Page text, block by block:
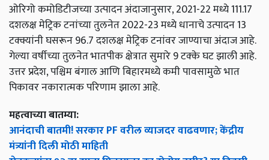
ओरिगो कमोडिटीजच्या उत्पादन अंदाजानुसार, 2021-22 मध्ये 111.17
दशलक्ष मेट्रिक टनांच्या तुलनेत 2022-23 मध्ये धानाचे उत्पादन 13
टक्क्यांनी घसरून 96.7 दशलक्ष मेट्रिक टनांवर जाण्याचा अंदाज आहे.
गेल्या वर्षीच्या तुलनेत भातपीक क्षेत्रात सुमारे 9 टक्के घट झाली आहे.
उत्तर प्रदेश, पश्चिम बंगाल आणि बिहारमध्ये कमी पावसामुळे भात
पिकावर नकारात्मक परिणाम झाला आहे.
महत्वाच्या बातम्या:
आनंदाची बातमी! सरकार PF वरील व्याजदर वाढवणार; केंद्रीय
मंत्र्यांनी दिली मोठी माहिती